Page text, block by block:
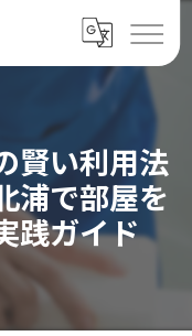
賢い利用法
浦で部屋を
践ガイド